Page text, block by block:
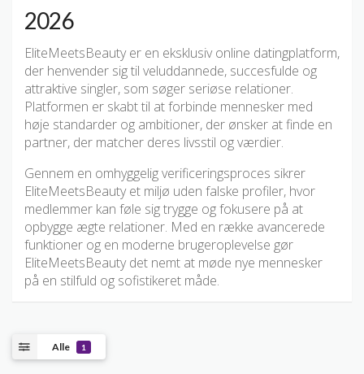
2026
EliteMeetsBeauty er en eksklusiv online datingplatform,
der henvender sig til veluddannede, succesfulde og
attraktive singler, som søger seriøse relationer.
Platformen er skabt til at forbinde mennesker med
høje standarder og ambitioner, der ønsker at finde en
partner, der matcher deres livsstil og værdier.
Gennem en omhyggelig verificeringsproces sikrer
EliteMeetsBeauty et miljø uden falske profiler, hvor
medlemmer kan føle sig trygge og fokusere på at
opbygge ægte relationer. Med en række avancerede
funktioner og en moderne brugeroplevelse gør
EliteMeetsBeauty det nemt at møde nye mennesker
på en stilfuld og sofistikeret måde.
Alle 1